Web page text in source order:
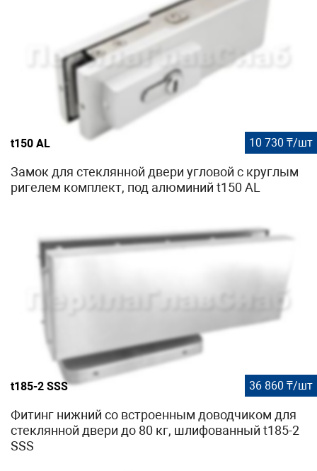
t150 AL 10 730 ₸/шт
Замок для стеклянной двери угловой с круглым
ригелем комплект, под алюминий t150 AL
t185-2 SSS 36 860 ₸/шт
Фитинг нижний со встроенным доводчиком для
стеклянной двери до 80 кг, шлифованный t185-2
SSS